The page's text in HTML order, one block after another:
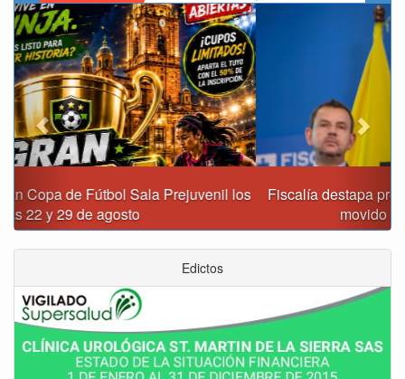
Fiscalía destapa presunta red de corrupción que habría
movido $3,1 billones en regalías
Previous Next
Edictos